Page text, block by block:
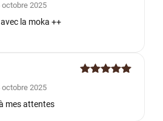
octobre 2025
la moka ++
octobre 2025
mes attentes